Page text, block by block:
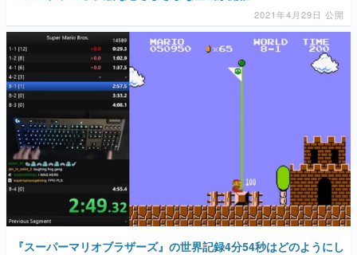
2021年4月29日 公開
『スーパーマリオブラザーズ』の世界記録4分54秒はどのようにし